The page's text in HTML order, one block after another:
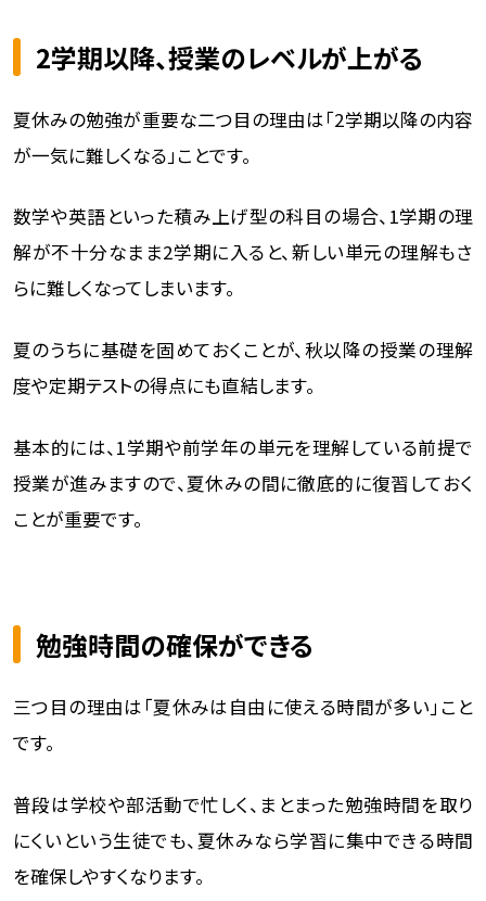
2学期以降、授業のレベルが上がる
夏休みの勉強が重要な二つ目の理由は「2学期以降の内容
が一気に難しくなる」ことです。
数学や英語といった積み上げ型の科目の場合、1学期の理
解が不十分なまま2学期に入ると、新しい単元の理解もさ
らに難しくなってしまいます。
夏のうちに基礎を固めておくことが、秋以降の授業の理解
度や定期テストの得点にも直結します。
基本的には、1学期や前学年の単元を理解している前提で
授業が進みますので、夏休みの間に徹底的に復習しておく
ことが重要です。
勉強時間の確保ができる
三つ目の理由は「夏休みは自由に使える時間が多い」こと
です。
普段は学校や部活動で忙しく、まとまった勉強時間を取り
にくいという生徒でも、夏休みなら学習に集中できる時間
を確保しやすくなります。